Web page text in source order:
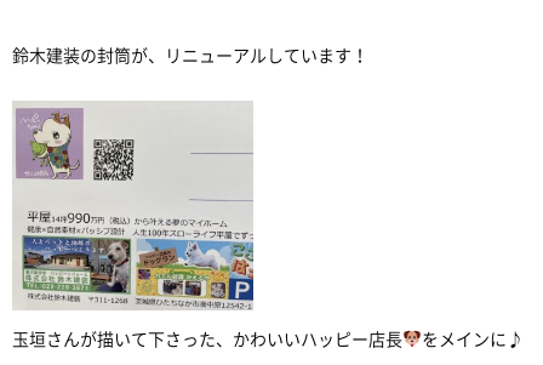
鈴木建装の封筒が、リニューアルしています！
玉垣さんが描いて下さった、かわいいハッピー店長 をメインに♪